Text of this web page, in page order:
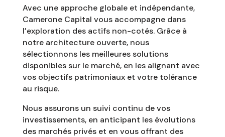
Avec une approche globale et indépendante,
Camerone Capital vous accompagne dans
l’exploration des actifs non-cotés. Grâce à
notre architecture ouverte, nous
sélectionnons les meilleures solutions
disponibles sur le marché, en les alignant avec
vos objectifs patrimoniaux et votre tolérance
au risque.
Nous assurons un suivi continu de vos
investissements, en anticipant les évolutions
des marchés privés et en vous offrant des